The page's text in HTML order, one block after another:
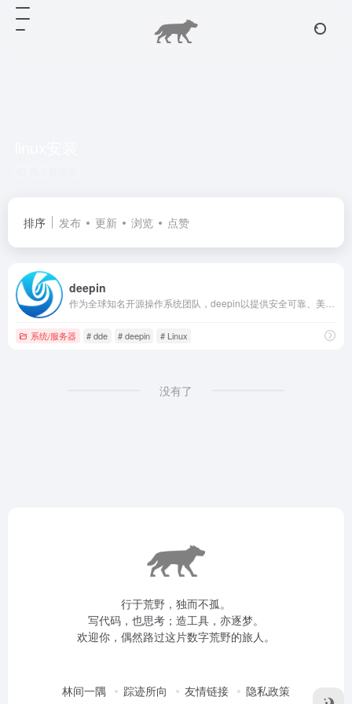
排序 发布 更新 浏览 点赞
deepin
系统/服务器 # dde # deepin # Linux
没有了
行于荒野，独而不孤。
写代码，也思考；造工具，亦逐梦。
欢迎你，偶然路过这片数字荒野的旅人。
林间一隅 踪迹所向 友情链接 隐私政策